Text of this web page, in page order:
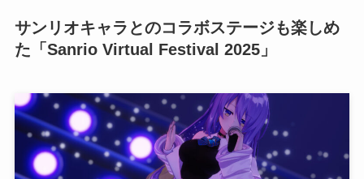
サンリオキャラとのコラボステージも楽しめ
た「Sanrio Virtual Festival 2025」